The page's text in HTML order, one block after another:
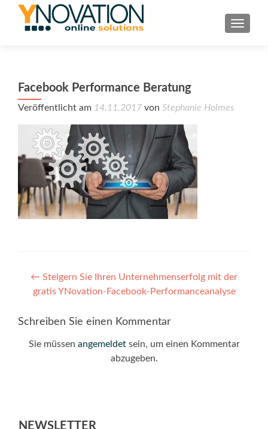
Facebook Performance Beratung
Veröffentlicht am 14.11.2017 von Stephanie Holmes
Post
navigation
← Steigern Sie Ihren Unternehmenserfolg mit der
gratis YNovation-Facebook-Performanceanalyse
Schreiben Sie einen Kommentar
Sie müssen angemeldetsein, um einen Kommentar
abzugeben.
NEWSLETTER